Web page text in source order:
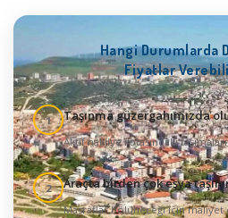
Hangi Durumlarda
Fiyatlar
1 Taşınma güzergahımızda
Aktif nakliye rotasındaki
2 Araçta birden çok eşya
Masraflar bölüneceği için maliyet